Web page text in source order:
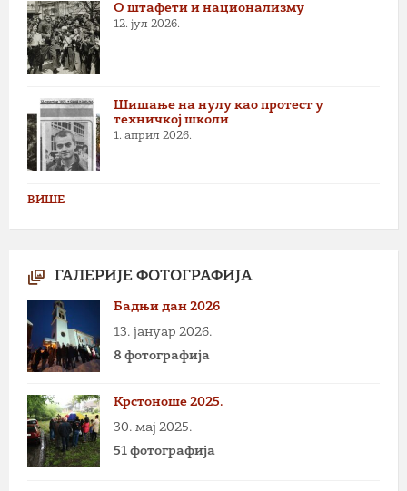
О штафети и национализму
12. јул 2026.
Шишање на нулу као протест у
техничкој школи
1. април 2026.
ВИШЕ
ГАЛЕРИЈЕ ФОТОГРАФИЈА
Бадњи дан 2026
13. јануар 2026.
8 фотографија
Крстоноше 2025.
30. мај 2025.
51 фотографија